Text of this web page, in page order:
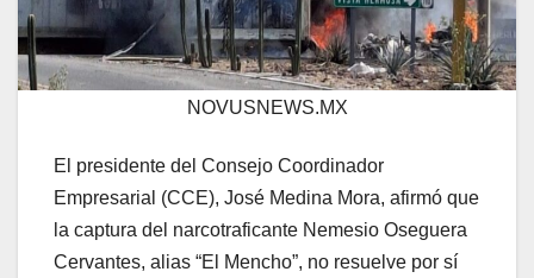
NOVUSNEWS.MX
El presidente del Consejo Coordinador
Empresarial (CCE), José Medina Mora, afirmó que
la captura del narcotraficante Nemesio Oseguera
Cervantes, alias “El Mencho”, no resuelve por sí